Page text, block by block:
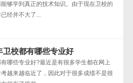
够学到真正的技术知识。由于现在卫校的
经并不大了...
校都有哪些专业好
哪些专业好?最近是有很多学生都在网上
越来越临近了，因此对于很多成绩不是很